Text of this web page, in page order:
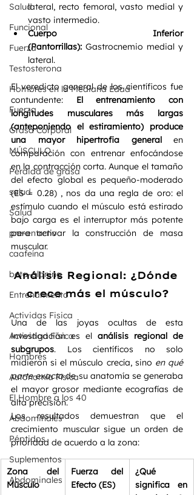
Salud
Funcional
Fuerza
Testosterona
Hombres en la Mediana Edad
Fuerza
Grasa Corporal
MÚSCULO
Perdida de grasa
salud
Salud
pre-entreno
caafeína
beta-alanina
Entrenamiento
Actividas Fisica
Actividad Fisica
Hombres
Autonomía Física
El Hombre a los 40
Abdominales
Péptidos
Suplementos
Abdominales
lateral, recto femoral, vasto medial y
vasto intermedio.
Cuerpo Inferior
(Pantorrillas): Gastrocnemio medial y
lateral.
El veredicto general de los científicos fue
contundente: El entrenamiento con
longitudes musculares más largas
(anteponiendo el estiramiento) produce
una mayor hipertrofia general en
comparación con entrenar enfocándose
en la contracción corta. Aunque el tamaño
del efecto global es pequeño-moderado
(ES = 0.28) , nos da una regla de oro: el
estímulo cuando el músculo está estirado
bajo carga es el interruptor más potente
para activar la construcción de masa
muscular.
Análisis Regional: ¿Dónde
crece más el músculo?
Una de las joyas ocultas de esta
investigación es el análisis regional de
subgrupos. Los científicos no solo
midieron si el músculo crecía, sino en qué
parte exacta de su anatomía se generaba
el mayor grosor mediante ecografías de
alta precisión.
Los resultados demuestran que el
crecimiento muscular sigue un orden de
prioridad de acuerdo a la zona:
Zona del
Músculo
Fuerza del
Efecto (ES)
¿Qué
significa en